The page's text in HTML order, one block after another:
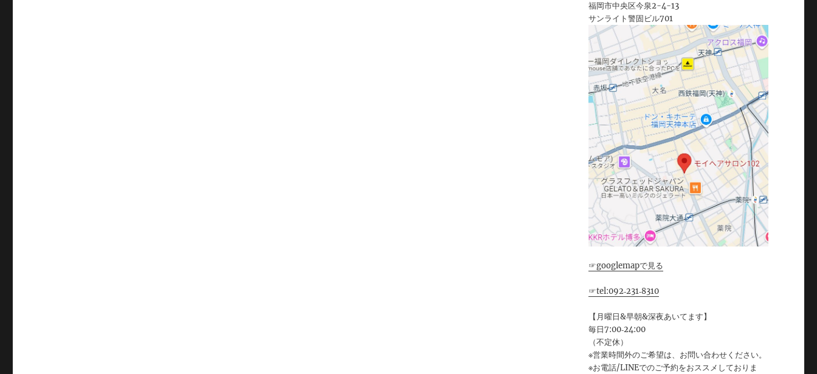
福岡市中央区今泉2-4-13
サンライト警固ビル701
☞googlemapで見る
☞tel:092‐231‐8310
【月曜日&早朝&深夜あいてます】
毎日7:00‐24:00
（不定休）
※営業時間外のご希望は、お問い合わせください。
※お電話/LINEでのご予約をおススメしておりま